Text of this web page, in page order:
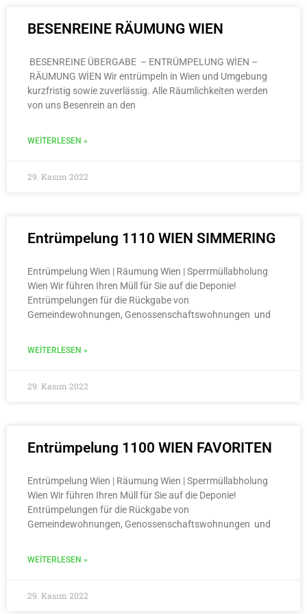
BESENREINE RÄUMUNG WIEN
BESENREINE ÜBERGABE – ENTRÜMPELUNG WİEN –
RÄUMUNG WİEN Wir entrümpeln in Wien und Umgebung
kurzfristig sowie zuverlässig. Alle Räumlichkeiten werden
von uns Besenrein an den
WEITERLESEN »
29. Kasım 2022
Entrümpelung 1110 WIEN SIMMERING
Entrümpelung Wien | Räumung Wien | Sperrmüllabholung
Wien Wir führen Ihren Müll für Sie auf die Deponie!
Entrümpelungen für die Rückgabe von
Gemeindewohnungen, Genossenschaftswohnungen und
WEITERLESEN »
29. Kasım 2022
Entrümpelung 1100 WIEN FAVORITEN
Entrümpelung Wien | Räumung Wien | Sperrmüllabholung
Wien Wir führen Ihren Müll für Sie auf die Deponie!
Entrümpelungen für die Rückgabe von
Gemeindewohnungen, Genossenschaftswohnungen und
WEITERLESEN »
29. Kasım 2022